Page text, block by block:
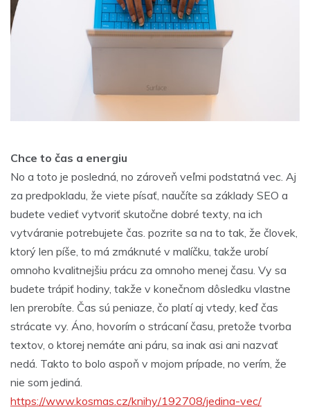
Chce to čas a energiu
No a toto je posledná, no zároveň veľmi podstatná vec. Aj
za predpokladu, že viete písať, naučíte sa základy SEO a
budete vedieť vytvoriť skutočne dobré texty, na ich
vytváranie potrebujete čas. pozrite sa na to tak, že človek,
ktorý len píše, to má zmáknuté v malíčku, takže urobí
omnoho kvalitnejšiu prácu za omnoho menej času. Vy sa
budete trápiť hodiny, takže v konečnom dôsledku vlastne
len prerobíte. Čas sú peniaze, čo platí aj vtedy, keď čas
strácate vy. Áno, hovorím o strácaní času, pretože tvorba
textov, o ktorej nemáte ani páru, sa inak asi ani nazvať
nedá. Takto to bolo aspoň v mojom prípade, no verím, že
nie som jediná.
https://www.kosmas.cz/knihy/192708/jedina-vec/